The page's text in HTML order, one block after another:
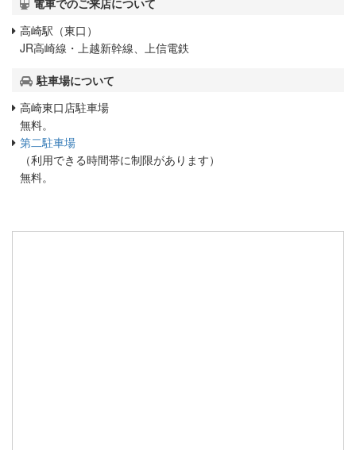
高崎駅（東口）
JR高崎線・上越新幹線、上信電鉄
駐車場について
高崎東口店駐車場
無料。
第二駐車場
（利用できる時間帯に制限があります）
無料。